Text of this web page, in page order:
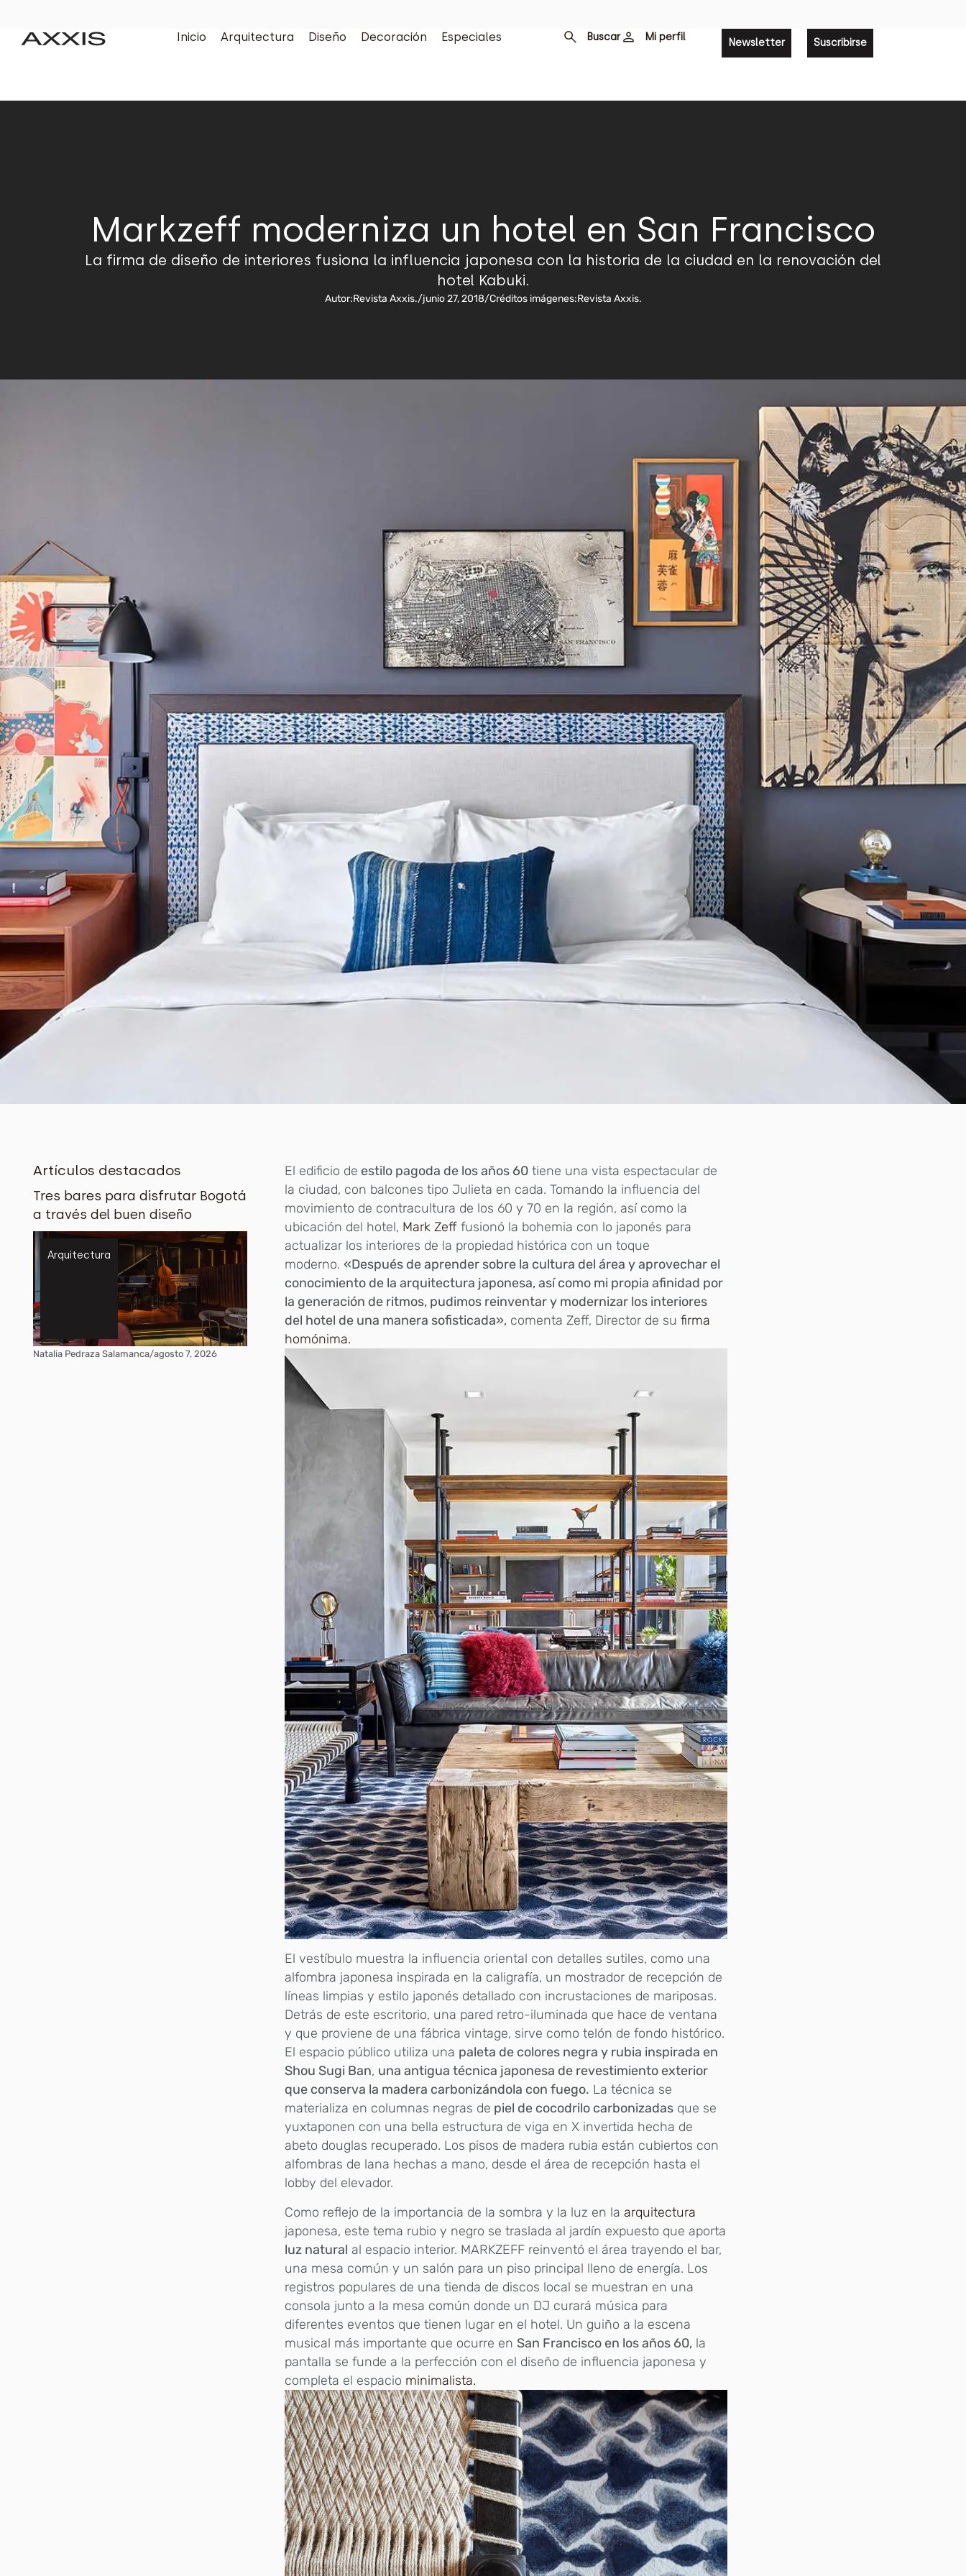
Inicio Arquitectura Diseño Decoración Especiales Buscar Mi perfil Newsletter Suscribirse
Markzeff moderniza un hotel en San Francisco
La firma de diseño de interiores fusiona la influencia japonesa con la historia de la ciudad en la renovación del
hotel Kabuki.
Autor:Revista Axxis./junio 27, 2018/Créditos imágenes:Revista Axxis.
Artículos destacados
Tres bares para disfrutar Bogotá
a través del buen diseño
Arquitectura
Natalia Pedraza Salamanca/agosto 7, 2026
El edificio de estilo pagoda de los años 60 tiene una vista espectacular de
la ciudad, con balcones tipo Julieta en cada. Tomando la influencia del
movimiento de contracultura de los 60 y 70 en la región, así como la
ubicación del hotel, Mark Zefffusionó la bohemia con lo japonés para
actualizar los interiores de la propiedad histórica con un toque
moderno.«Después de aprender sobre la cultura del área y aprovechar el
conocimiento de la arquitectura japonesa, así como mi propia afinidad por
la generación de ritmos, pudimos reinventar y modernizar los interiores
del hotel de una manera sofisticada», comenta Zeff, Director de sufirma
homónima.
El vestíbulo muestra la influencia oriental con detalles sutiles, como una
alfombra japonesa inspirada en la caligrafía, un mostrador de recepción de
líneas limpias y estilo japonés detallado con incrustaciones de mariposas.
Detrás de este escritorio, una pared retro-iluminada que hace de ventana
y que proviene de una fábrica vintage, sirve como telón de fondo histórico.
El espacio público utiliza una paleta de colores negra y rubia inspirada en
Shou Sugi Ban, una antigua técnica japonesa de revestimiento exterior
que conserva la madera carbonizándola con fuego. La técnica se
materializa en columnas negras de piel de cocodrilo carbonizadas que se
yuxtaponen con una bella estructura de viga en X invertida hecha de
abeto douglas recuperado. Los pisos de madera rubia están cubiertos con
alfombras de lana hechas a mano, desde el área de recepción hasta el
lobby del elevador.
Como reflejo de la importancia de la sombra y la luz en laarquitectura
japonesa, este tema rubio y negro se traslada al jardín expuesto que aporta
luz natural al espacio interior. MARKZEFF reinventó el área trayendo el bar,
una mesa común y un salón para un piso principal lleno de energía. Los
registros populares de una tienda de discos local se muestran en una
consola junto a la mesa común donde un DJ curará música para
diferentes eventos que tienen lugar en el hotel. Un guiño a la escena
musical más importante que ocurre en San Francisco en los años 60, la
pantalla se funde a la perfección con el diseño de influencia japonesa y
completa el espacio minimalista.